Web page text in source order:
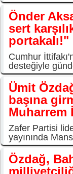
Önder
sert
portakalı!"
Cumhur
desteğiyle
Ümit
başına
Muharrem
Zafer Partisi
yayınında
Özdağ,